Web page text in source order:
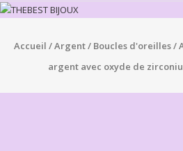
Accueil /Argent/ Boucles d'oreilles/
argent avec oxyde de